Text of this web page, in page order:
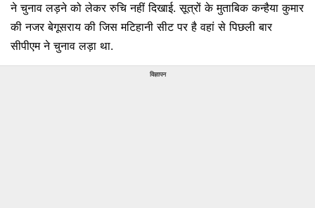
ने चुनाव लड़ने को लेकर रुचि नहीं दिखाई. सूत्रों के मुताबिक कन्हैया कुमार
की नजर बेगूसराय की जिस मटिहानी सीट पर है वहां से पिछली बार
सीपीएम ने चुनाव लड़ा था.
विज्ञापन